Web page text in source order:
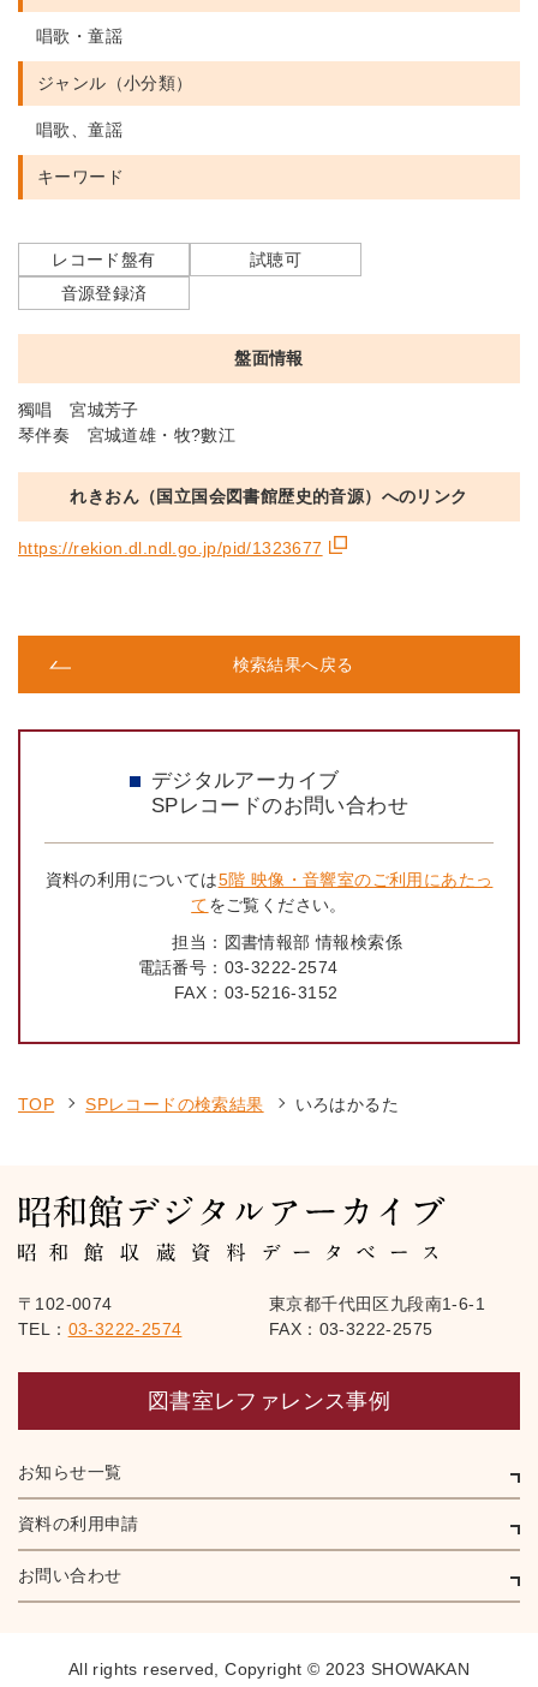
盤面情報
獨唱 宮城芳子
琴伴奏 宮城道雄・牧?數江
唱歌・童謡
ジャンル（小分類）
唱歌、童謡
キーワード
レコード盤有
試聴可
音源登録済
れきおん（国立国会図書館歴史的音源）へのリンク
https://rekion.dl.ndl.go.jp/pid/1323677
検索結果へ戻る
デジタルアーカイブ
SPレコードのお問い合わせ
資料の利用については5階 映像・音響室のご利用にあたっ
てをご覧ください。
担当： 図書情報部 情報検索係
電話番号： 03-3222-2574
FAX： 03-5216-3152
TOP SPレコードの検索結果 いろはかるた
〒102-0074
東京都千代田区九段南1-6-1
TEL： 03-3222-2574 FAX：03-3222-2575
図書室レファレンス事例
お知らせ一覧
資料の利用申請
お問い合わせ
All rights reserved,Copyright © 2023 SHOWAKAN